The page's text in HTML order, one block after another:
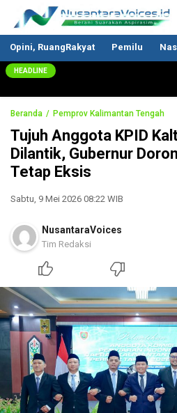
Nusantaravoices.id
Berani Suarakan Aspirasimu
Opini, RuangRakyat Pemilu
HEADLINE
Beranda Pemprov Kalimantan Tengah
Tujuh Anggota KPID
Dilantik, Gubernur
Tetap Eksis
Sabtu, 9 Mei 2026 08:22 WIB
NusantaraVoices
Tim Redaksi